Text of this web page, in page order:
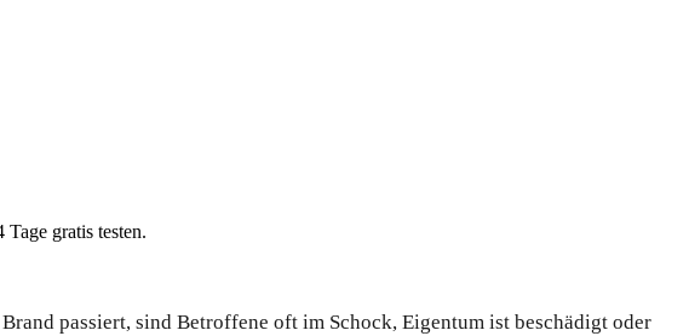
gratis testen.
passiert, sind Betroffene oft im Schock, Eigentum ist beschädigt oder